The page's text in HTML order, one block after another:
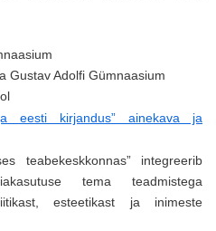
Gustav Adolfi Gümnaasium
eesti kirjandus” ainekava ja
teabekeskkonnas” integreerib
tema teadmistega
esteetikast ja inimeste